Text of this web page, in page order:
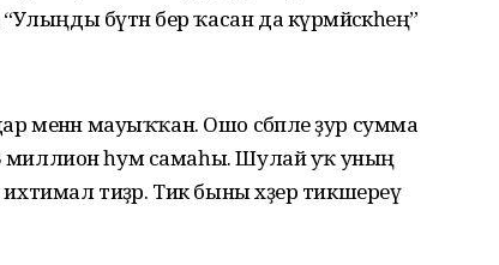
бүтән бер ҡасан да күрмәйәсәкһең”
мауыҡҡан. Ошо сәбәпле ҙур сумма
миллион һум самаһы. Шулай уҡ уның
тиҙәр. Тик быны хәҙер тикшереү